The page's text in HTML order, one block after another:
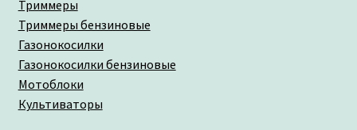
Триммеры
Триммеры бензиновые
Газонокосилки
Газонокосилки бензиновые
Мотоблоки
Культиваторы